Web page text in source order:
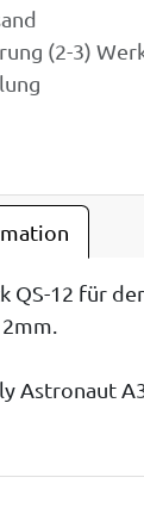
(2-3)
QS-12 für
Astronaut